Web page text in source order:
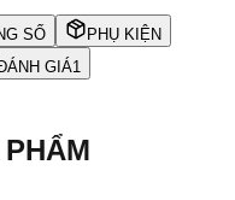
SỐ
PHỤ KIỆN
GIÁ1